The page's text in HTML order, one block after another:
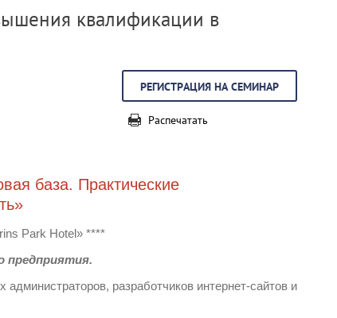
квалификации в
РЕГИСТРАЦИЯ НА СЕМИНАР
Распечатать
база. Практические
Park Hotel» ****
предприятия.
разработчиков интернет-сайтов и